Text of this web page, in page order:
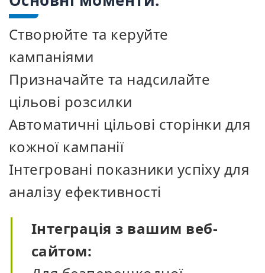
Створюйте та керуйте
кампаніями
Призначайте та надсилайте
цільові розсилки
Автоматичні цільові сторінки для
кожної кампанії
Інтегровані показники успіху для
аналізу ефективності
Інтеграція з вашим веб-
сайтом: